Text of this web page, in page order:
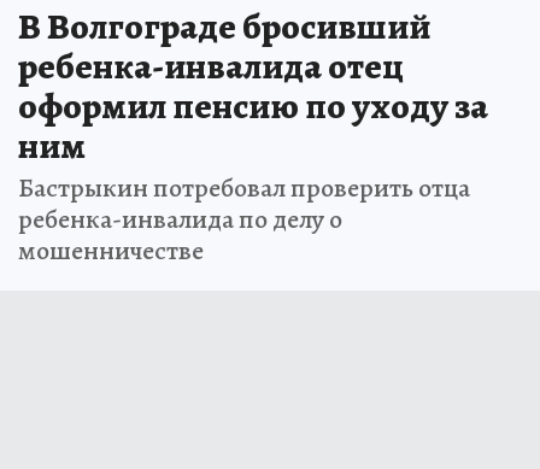
В Волгограде бросивший
ребенка-инвалида отец
оформил пенсию по уходу за
ним
Бастрыкин потребовал проверить отца
ребенка-инвалида по делу о
мошенничестве